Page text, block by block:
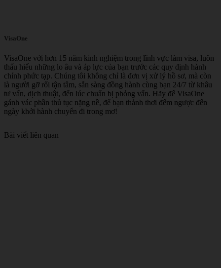
VisaOne
VisaOne với hơn 15 năm kinh nghiệm trong lĩnh vực làm visa, luôn
thấu hiểu những lo âu và áp lực của bạn trước các quy định hành
chính phức tạp. Chúng tôi không chỉ là đơn vị xử lý hồ sơ, mà còn
là người gỡ rối tận tâm, sẵn sàng đồng hành cùng bạn 24/7 từ khâu
tư vấn, dịch thuật, đến lúc chuẩn bị phỏng vấn. Hãy để VisaOne
gánh vác phần thủ tục nặng nề, để bạn thảnh thơi đếm ngược đến
ngày khởi hành chuyến đi trong mơ!
Bài viết liên quan